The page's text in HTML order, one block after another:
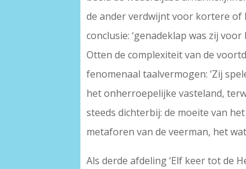
de ander verdwijnt voor kortere of
conclusie: ‘genadeklap was zij
Otten de complexiteit van de
fenomenaal taalvermogen: ’Zij
het onherroepelijke vasteland,
steeds dichterbij: de moeite van
metaforen van de veerman, het
Als derde afdeling ‘Elf keer tot de